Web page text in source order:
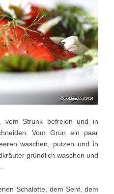
vom Strunk befreien und in
Vom Grün ein paar
waschen, putzen und in
gründlich waschen und
Schalotte, dem Senf, dem